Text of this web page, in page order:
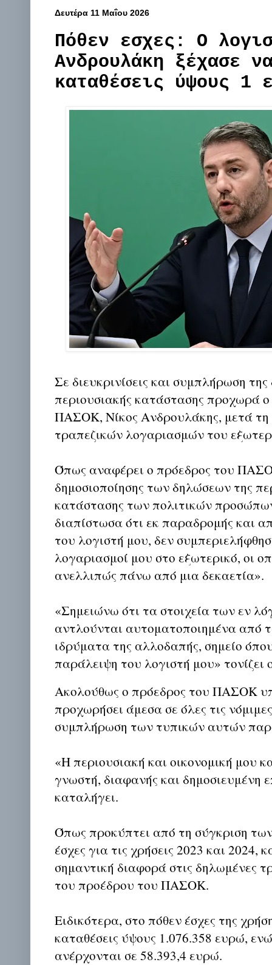
Δευτέρα 11 Μαΐου 2026
Πόθεν εσχες: Ο
Ανδρουλάκη ξέχασε
καταθέσεις ύψους 1
Σε διευκρινίσεις και συμπλήρωση
περιουσιακής κατάστασης προχωρά
ΠΑΣΟΚ, Νίκος Ανδρουλάκης, μετά τη
τραπεζικών λογαριασμών του
Όπως αναφέρει ο πρόεδρος του
δημοσιοποίησης των δηλώσεων της
κατάστασης των πολιτικών
διαπίστωσα ότι εκ παραδρομής και
του λογιστή μου, δεν
λογαριασμοί μου στο εξωτερικό, οι
ανελλιπώς πάνω από μια δεκαετία».
«Σημειώνω ότι τα στοιχεία των εν
αντλούνται αυτοματοποιημένα από
ιδρύματα της αλλοδαπής, σημείο
παράλειψη του λογιστή μου»
Ακολούθως ο πρόεδρος του ΠΑΣΟΚ
προχωρήσει άμεσα σε όλες τις
συμπλήρωση των τυπικών αυτών
«Η περιουσιακή και οικονομική μου
γνωστή, διαφανής και δημοσιευμένη
καταλήγει.
Όπως προκύπτει από τη σύγκριση
έσχες για τις χρήσεις 2023 και 2024,
σημαντική διαφορά στις δηλωμένες
του προέδρου του ΠΑΣΟΚ.
Ειδικότερα, στο πόθεν έσχες της
καταθέσεις ύψους 1.076.358 ευρώ,
ανέρχονται σε 58.393,4 ευρώ.